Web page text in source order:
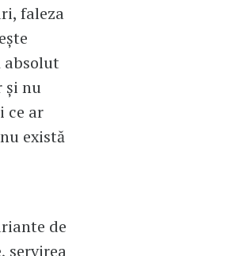
faleza
absolut
și nu
ce ar
există
de
servirea